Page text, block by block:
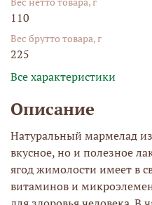
110
Вес брутто товара, г
225
Все характеристики
Описание
Натуральный мармелад
вкусное, но и полезное
ягод жимолости имеет в
витаминов и